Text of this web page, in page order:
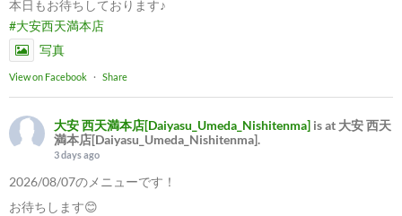
本日もお待ちしております♪
#大安西天満本店
写真
View on Facebook · Share
大安 西天満本店[Daiyasu_Umeda_Nishitenma] is at 大安 西天
満本店[Daiyasu_Umeda_Nishitenma].
3 days ago
2026/08/07のメニューです！
お待ちします😊